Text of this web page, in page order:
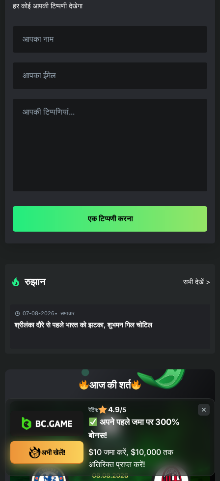
हर कोई आपकी टिप्पणी देखेगा
एक टिप्पणी करना
रुझान सभी देखें >
07-08-2026 समाचार
श्रीलंका दौरे से पहले भारत को झटका, शुभमन गिल चोटिल
आज की शर्त
अभी खेलें!
रेटिंग: 4.9/5
अपने पहले जमा पर 300%
बोनस!
$10 जमा करें, $10,000 तक
अतिरिक्त प्राप्त करें!